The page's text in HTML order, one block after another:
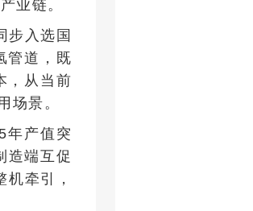
业链。
步入选国
管道，既
，从当前
场景。
年产值突
造端互促
牵引，